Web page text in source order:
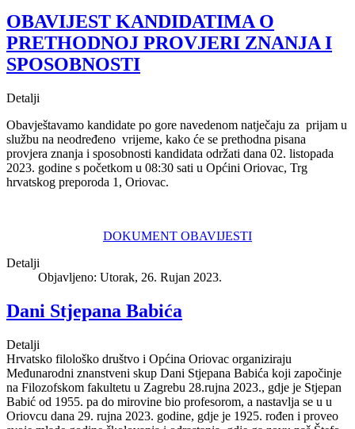
OBAVIJEST KANDIDATIMA O
PRETHODNOJ PROVJERI ZNANJA I
SPOSOBNOSTI
Detalji
Obavještavamo kandidate po gore navedenom natječaju za prijam u
službu na neodređeno vrijeme, kako će se prethodna pisana
provjera znanja i sposobnosti kandidata održati dana 02. listopada
2023. godine s početkom u 08:30 sati u Općini Oriovac, Trg
hrvatskog preporoda 1, Oriovac.
DOKUMENT OBAVIJESTI
Detalji
Objavljeno: Utorak, 26. Rujan 2023.
Dani Stjepana Babića
Detalji
Hrvatsko filološko društvo i Općina Oriovac organiziraju
Međunarodni znanstveni skup Dani Stjepana Babića koji započinje
na Filozofskom fakultetu u Zagrebu 28.rujna 2023., gdje je Stjepan
Babić od 1955. pa do mirovine bio profesorom, a nastavlja se u u
Oriovcu dana 29. rujna 2023. godine, gdje je 1925. rođen i proveo